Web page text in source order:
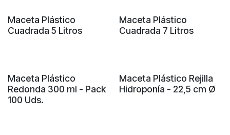
Maceta Plástico
Cuadrada 5 Litros
Maceta Plástico
Cuadrada 7 Litros
Maceta Plástico
Redonda 300 ml - Pack
100 Uds.
Sin existencias
Maceta Plástico Rejilla
Hidroponía - 22,5 cm Ø